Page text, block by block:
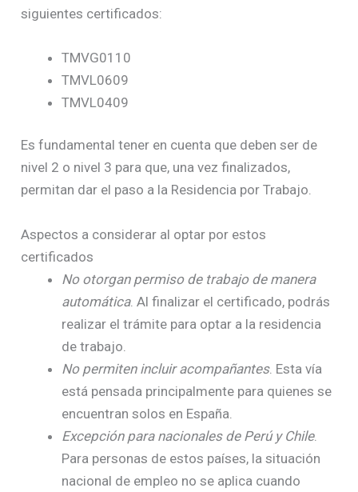
siguientes certificados:
TMVG0110
TMVL0609
TMVL0409
Es fundamental tener en cuenta que deben ser de
nivel 2 o nivel 3 para que, una vez finalizados,
permitan dar el paso a la Residencia por Trabajo.
Aspectos a considerar al optar por estos
certificados
No otorgan permiso de trabajo de manera
automática. Al finalizar el certificado, podrás
realizar el trámite para optar a la residencia
de trabajo.
No permiten incluir acompañantes. Esta vía
está pensada principalmente para quienes se
encuentran solos en España.
Excepción para nacionales de Perú y Chile.
Para personas de estos países, la situación
nacional de empleo no se aplica cuando